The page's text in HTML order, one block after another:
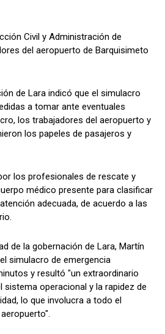
Civil y Administración de
del aeropuerto de Barquisimeto
de Lara indicó que el simulacro
a tomar ante eventuales
los trabajadores del aeropuerto y
los papeles de pasajeros y
los profesionales de rescate y
médico presente para clasificar
adecuada, de acuerdo a las
de la gobernación de Lara, Martín
simulacro de emergencia
y resultó "un extraordinario
sistema operacional y la rapidez de
lo que involucra a todo el